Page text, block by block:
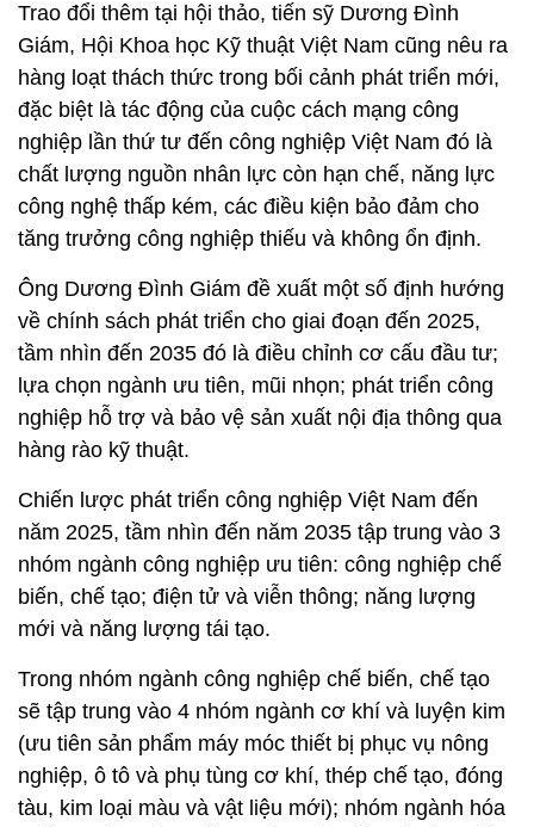
Trao đổi thêm tại hội thảo, tiến sỹ Dương Đình
Giám, Hội Khoa học Kỹ thuật Việt Nam cũng nêu ra
hàng loạt thách thức trong bối cảnh phát triển mới,
đặc biệt là tác động của cuộc cách mạng công
nghiệp lần thứ tư đến công nghiệp Việt Nam đó là
chất lượng nguồn nhân lực còn hạn chế, năng lực
công nghệ thấp kém, các điều kiện bảo đảm cho
tăng trưởng công nghiệp thiếu và không ổn định.
Ông Dương Đình Giám đề xuất một số định hướng
về chính sách phát triển cho giai đoạn đến 2025,
tầm nhìn đến 2035 đó là điều chỉnh cơ cấu đầu tư;
lựa chọn ngành ưu tiên, mũi nhọn; phát triển công
nghiệp hỗ trợ và bảo vệ sản xuất nội địa thông qua
hàng rào kỹ thuật.
Chiến lược phát triển công nghiệp Việt Nam đến
năm 2025, tầm nhìn đến năm 2035 tập trung vào 3
nhóm ngành công nghiệp ưu tiên: công nghiệp chế
biến, chế tạo; điện tử và viễn thông; năng lượng
mới và năng lượng tái tạo.
Trong nhóm ngành công nghiệp chế biến, chế tạo
sẽ tập trung vào 4 nhóm ngành cơ khí và luyện kim
(ưu tiên sản phẩm máy móc thiết bị phục vụ nông
nghiệp, ô tô và phụ tùng cơ khí, thép chế tạo, đóng
tàu, kim loại màu và vật liệu mới); nhóm ngành hóa